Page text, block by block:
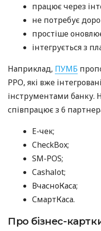
працює через
не потребує
простіше
інтегрується з
Наприклад, ПУМБ
РРО, які вже
інструментами
співпрацює з 6
E-чек;
CheckBox;
SM-POS;
Cashalot;
ВчасноКаса;
СмартКаса.
Про бізнес-